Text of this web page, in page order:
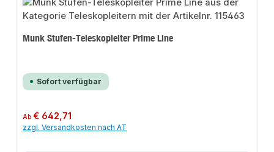
Munk Stufen-Teleskopleiter Prime Line
Sofort verfügbar
Regulärer Preis:
Ab€ 642,71
zzgl. Versandkosten nach AT